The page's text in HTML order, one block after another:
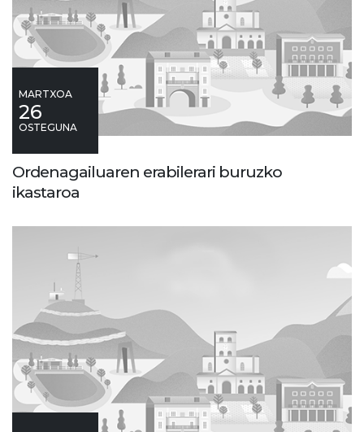
MARTXOA
26
OSTEGUNA
Ordenagailuaren erabilerari buruzko
ikastaroa